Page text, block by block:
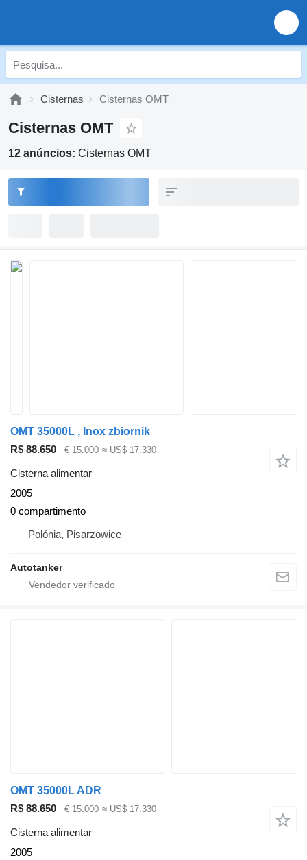
Cisternas Cisternas OMT
Cisternas OMT
12 anúncios: Cisternas OMT
OMT 35000L , Inox zbiornik
R$ 88.650
€ 15.000 ≈ US$ 17.330
Cisterna alimentar
2005
0 compartimento
Polónia, Pisarzowice
Autotanker
OMT 35000L ADR
R$ 88.650
€ 15.000 ≈ US$ 17.330
Cisterna alimentar
2005